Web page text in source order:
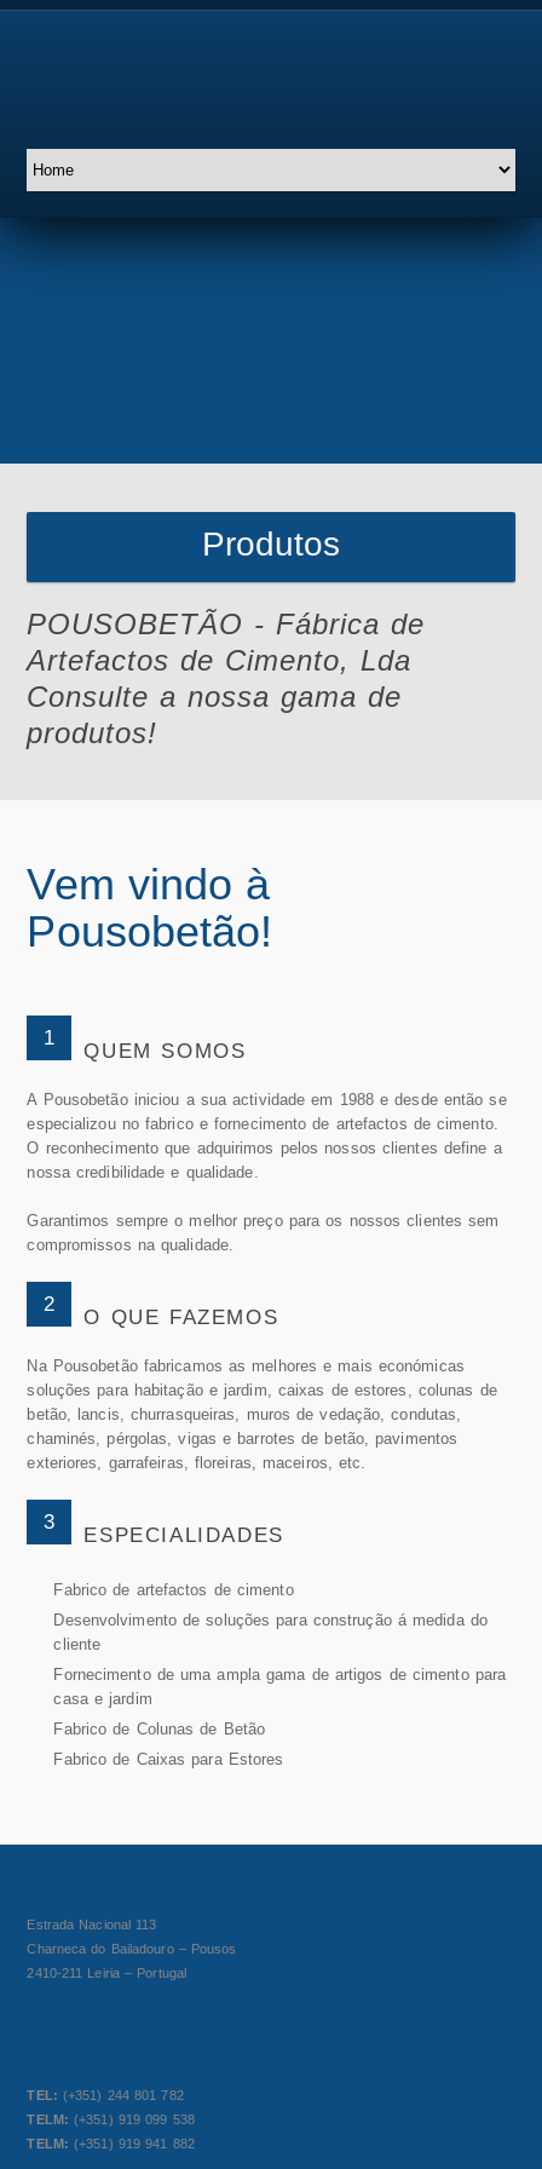
Produtos
POUSOBETÃO - Fábrica de
Artefactos de Cimento, Lda
Consulte a nossa gama de
produtos!
Vem vindo à
Pousobetão!
1
QUEM SOMOS
A Pousobetão iniciou a sua actividade em 1988 e desde então se
especializou no fabrico e fornecimento de artefactos de cimento.
O reconhecimento que adquirimos pelos nossos clientes define a
nossa credibilidade e qualidade.
Garantimos sempre o melhor preço para os nossos clientes sem
compromissos na qualidade.
2
O QUE FAZEMOS
Na Pousobetão fabricamos as melhores e mais económicas
soluções para habitação e jardim, caixas de estores, colunas de
betão, lancis, churrasqueiras, muros de vedação, condutas,
chaminés, pérgolas, vigas e barrotes de betão, pavimentos
exteriores, garrafeiras, floreiras, maceiros, etc.
3
ESPECIALIDADES
Fabrico de artefactos de cimento
Desenvolvimento de soluções para construção á medida do
cliente
Fornecimento de uma ampla gama de artigos de cimento para
casa e jardim
Fabrico de Colunas de Betão
Fabrico de Caixas para Estores
Estrada Nacional 113
Charneca do Bailadouro – Pousos
2410-211 Leiria – Portugal
TEL: (+351) 244 801 782
TELM: (+351) 919 099 538
TELM: (+351) 919 941 882